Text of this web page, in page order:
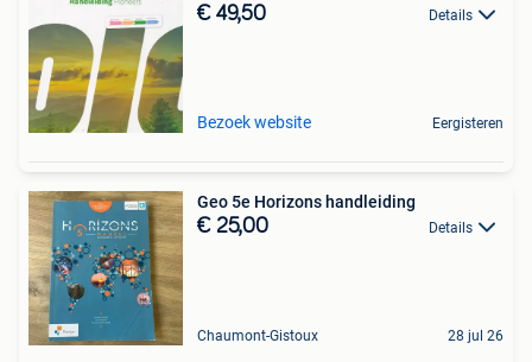
€ 49,50 Details
Bezoek website Eergisteren
Geo 5e Horizons handleiding
€ 25,00 Details
Chaumont-Gistoux 28 jul 26